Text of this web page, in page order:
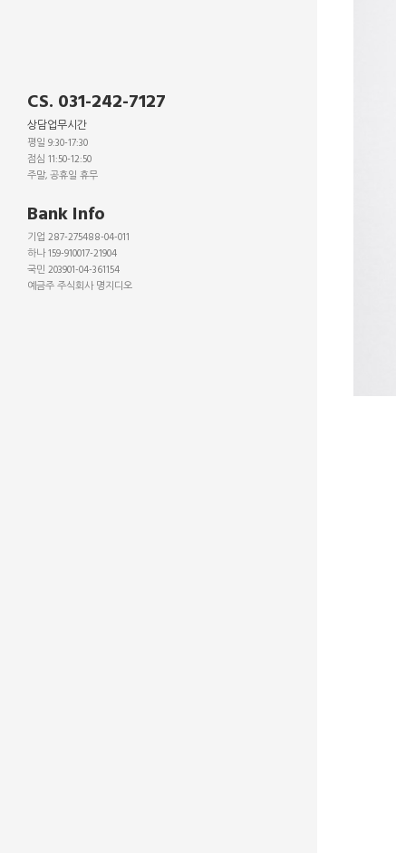
CS. 031-242-7127
상담업무시간
평일 9:30-17:30
점심 11:50-12:50
주말, 공휴일 휴무
Bank Info
기업 287-275488-04-011
하나 159-910017-21904
국민 203901-04-361154
예금주 주식회사 명지디오